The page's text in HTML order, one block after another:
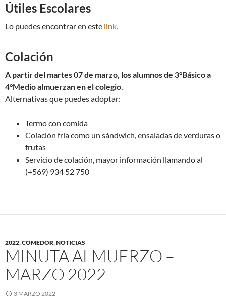
Útiles Escolares
Lo puedes encontrar en este link.
Colación
A partir del martes 07 de marzo, los alumnos de 3°Básico a
4°Medio almuerzan en el colegio.
Alternativas que puedes adoptar:
Termo con comida
Colación fría como un sándwich, ensaladas de verduras o
frutas
Servicio de colación, mayor información llamando al
(+569) 934 52 750
2022,COMEDOR,NOTICIAS
MINUTA ALMUERZO –
MARZO 2022
3 MARZO 2022